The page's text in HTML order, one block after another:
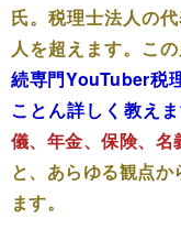
氏。税理士法人の
人を超えます。こ
続専門YouTuber税
ことん詳しく教えま
儀、年金、保険、
と、あらゆる観点
ます。